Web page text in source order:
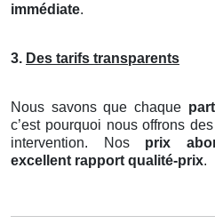
immédiate.
3. Des tarifs transparents
Nous savons que chaque
c’est pourquoi nous offrons des
intervention. Nos prix
excellent rapport qualité-prix.